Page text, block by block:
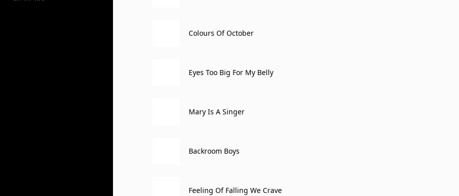
Colours Of October
Eyes Too Big For My Belly
Mary Is A Singer
Backroom Boys
Feeling Of Falling We Crave